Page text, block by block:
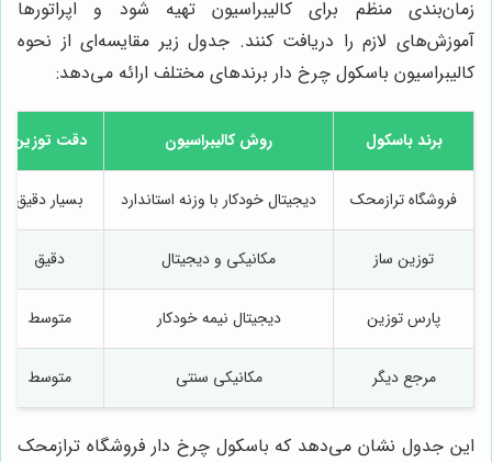
زمان‌بندی منظم برای کالیبراسیون تهیه شود و اپراتورها
آموزش‌های لازم را دریافت کنند. جدول زیر مقایسه‌ای از نحوه
کالیبراسیون باسکول چرخ دار برندهای مختلف ارائه می‌دهد:
برند باسکول روش کالیبراسیون دقت توزین
فروشگاه ترازمحک دیجیتال خودکار با وزنه استاندارد بسیار دقیق
توزین ساز مکانیکی و دیجیتال دقیق
پارس توزین دیجیتال نیمه خودکار متوسط
مرجع دیگر مکانیکی سنتی متوسط
این جدول نشان می‌دهد که باسکول چرخ دار فروشگاه ترازمحک